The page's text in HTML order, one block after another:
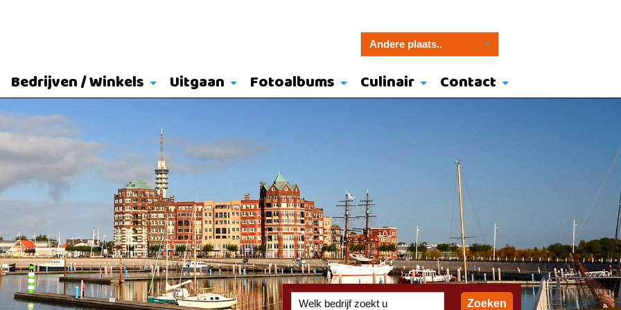
Bedrijven / Winkels Uitgaan Fotoalbums Culinair Contact